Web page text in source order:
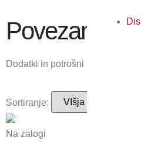
Povezani
Dodatki in potrošni material, ki
Sortiranje:
Na zalogi